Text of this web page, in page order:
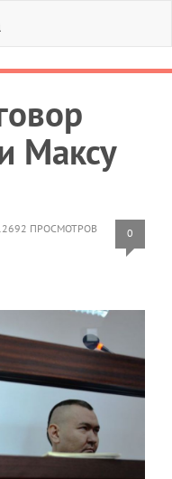
Максу
ПРОСМОТРОВ 0